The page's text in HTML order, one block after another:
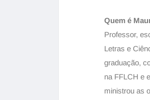
Quem é
Professor,
Letras e
graduação,
na FFLCH e
ministrou as